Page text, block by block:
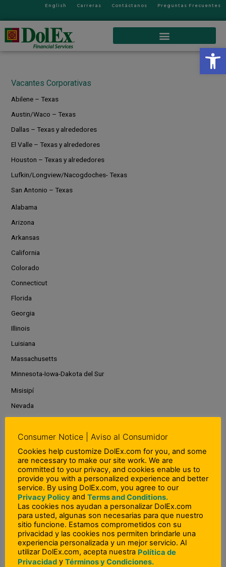
English Carreras Contáctanos Preguntas Frecuentes
Vacantes Corporativas
Abilene – Texas
Austin/Waco – Texas
Dallas – Texas y alrededores
El Valle – Texas y alrededores
Houston – Texas y alrededores
Lufkin/Longview/Nacogdoches- Texas
San Antonio – Texas
Alabama
Arizona
Arkansas
California
Colorado
Connecticut
Florida
Georgia
Illinois
Luisiana
Massachusetts
Minnesota-Iowa-Dakota del Sur
Misisipí
Nevada
Nueva York
Carolina del Norte
Ohio
Oklahoma
Pensilvania
Rhode Island
Carolina del Sur
Utah – Idaho – Wyoming
Washington
Consumer Notice | Aviso al Consumidor
Cookies help customize DolEx.com for you, and some
are necessary to make our site work. We are
committed to your privacy, and cookies enable us to
provide you with a personalized experience and better
service. By using DolEx.com, you agree to our
Privacy Policy and Terms and Conditions.
Las cookies nos ayudan a personalizar DolEx.com
para usted, algunas son necesarias para que nuestro
sitio funcione. Estamos comprometidos con su
privacidad y las cookies nos permiten brindarle una
experiencia personalizada y un mejor servicio. Al
utilizar DolEx.com, acepta nuestra Política de
Privacidad y Términos y Condiciones.